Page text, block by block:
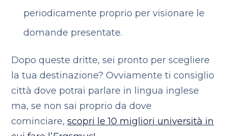
periodicamente proprio per visionare le
domande presentate.
Dopo queste dritte, sei pronto per scegliere
la tua destinazione? Ovviamente ti consiglio
città dove potrai parlare in lingua inglese
ma, se non sai proprio da dove
cominciare,scopri le 10 migliori università in